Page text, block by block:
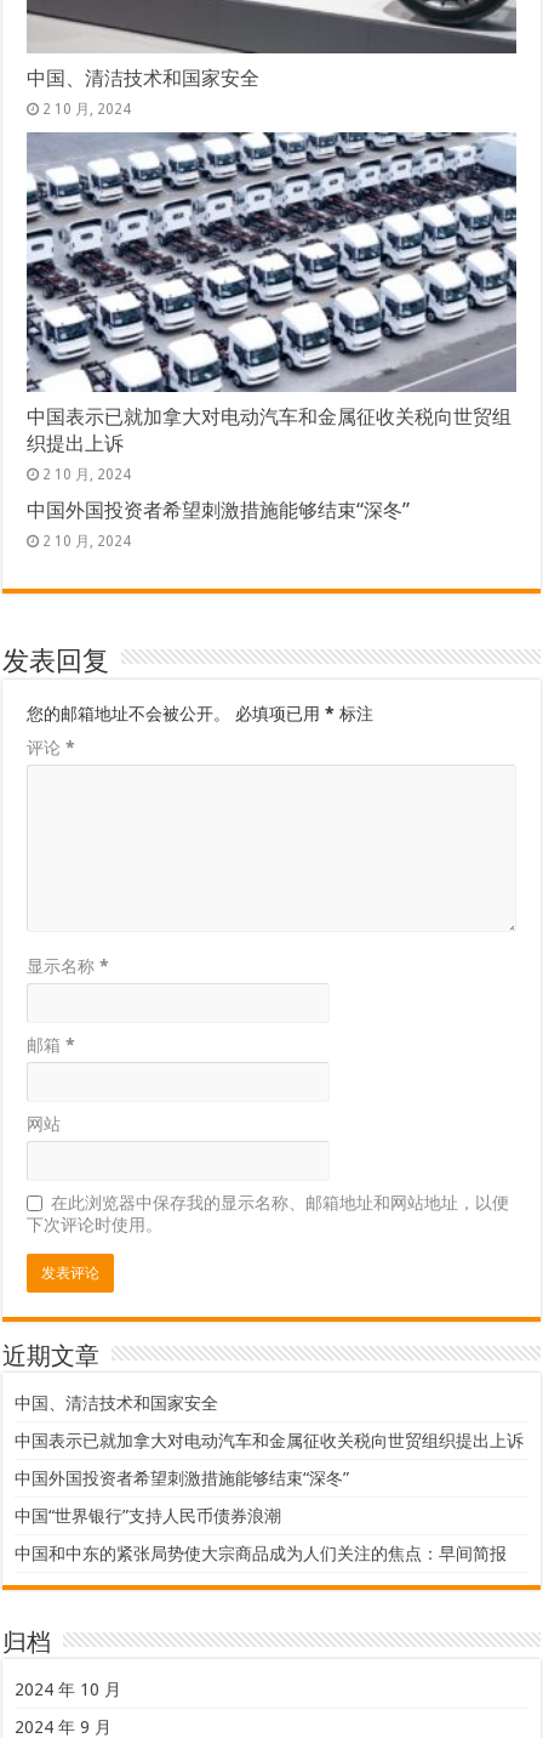
中国、清洁技术和国家安全
2 10 月, 2024
中国表示已就加拿大对电动汽车和金属征收关税向世贸组
织提出上诉
2 10 月, 2024
中国外国投资者希望刺激措施能够结束“深冬”
2 10 月, 2024
发表回复
您的邮箱地址不会被公开。 必填项已用* 标注
评论*
显示名称*
邮箱*
网站
在此浏览器中保存我的显示名称、邮箱地址和网站地址，以便
下次评论时使用。
近期文章
中国、清洁技术和国家安全
中国表示已就加拿大对电动汽车和金属征收关税向世贸组织提出上诉
中国外国投资者希望刺激措施能够结束“深冬”
中国“世界银行”支持人民币债券浪潮
中国和中东的紧张局势使大宗商品成为人们关注的焦点：早间简报
归档
2024 年 10 月
2024 年 9 月